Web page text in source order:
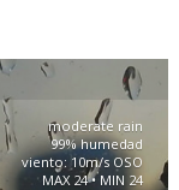
moderate rain
99% humedad
viento: 10m/s OSO
MAX 24 • MIN 24